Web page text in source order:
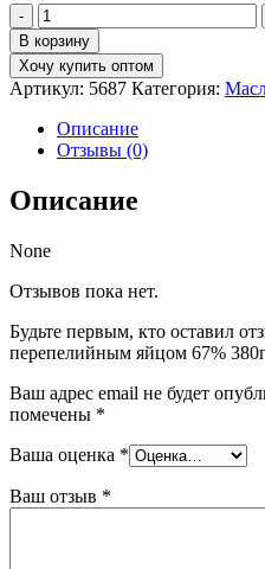
Количество
товара
Майонез
Махеев
с
перепелийным
яйцом
67%
дой
В корзину
Хочу купить оптом
Артикул: 5687 Категория:
Описание
Отзывы (0)
Описание
None
Отзывов пока нет.
Будьте первым, кто оставил
перепелийным яйцом 67%
Ваш адрес email не будет
помечены *
Ваша оценка *
Ваш отзыв *